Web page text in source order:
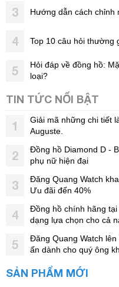
3 Hướng dẫn cách chỉnh
4 Top 10 câu hỏi thường
5
Hỏi đáp về đồng hồ:
loại?
TIN TỨC NỔI BẬT
1
Giải mã những chi tiết
Auguste.
2
Đồng hồ Diamond D -
phụ nữ hiện đại
3
Đăng Quang Watch
Ưu đãi đến 40%
4
Đồng hồ chính hãng
dạng lựa chọn cho cả
5
Đăng Quang Watch
ấn dành cho quý ông
SẢN PHẨM MỚI